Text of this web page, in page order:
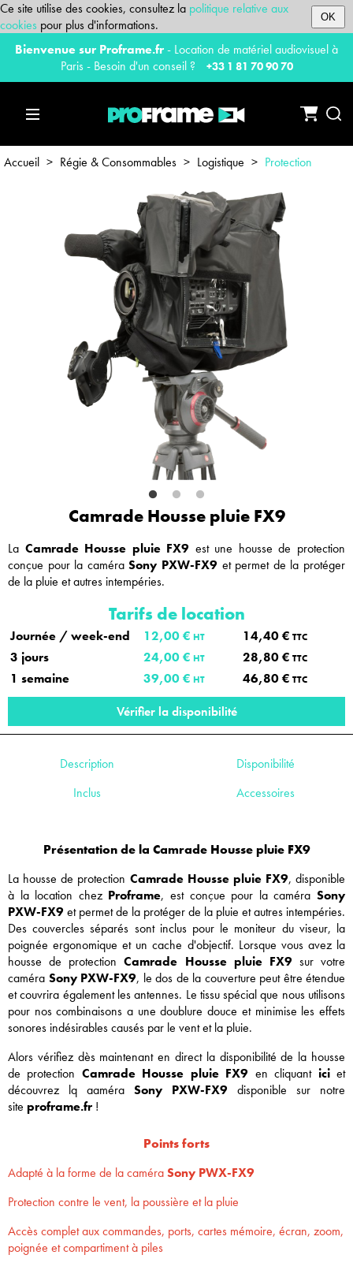
Ce site utilise des cookies, consultez la politique relative aux
cookies pour plus d'informations. OK
Bienvenue sur Proframe.fr- Location de matériel audiovisuel à
Paris - Besoin d'un conseil ?
+33 1 81 70 90 70
Accueil > Régie & Consommables > Logistique > Protection
Camrade Housse pluie FX9
La Camrade Housse pluie FX9 est une housse de protection
conçue pour la caméraSony PXW-FX9 et permet de la protéger
de la pluie et autres intempéries.
Tarifs de location
Journée / week-end 12,00 € HT 14,40 € TTC
3 jours 24,00 € HT 28,80 € TTC
1 semaine 39,00 € HT 46,80 € TTC
Vérifier la disponibilité
Description
Disponibilité
Inclus
Accessoires
Présentation de la Camrade Housse pluie FX9
La housse de protection Camrade Housse pluie FX9, disponible
à la location chez Proframe, est conçue pour la caméraSony
PXW-FX9et permet de la protéger de la pluie et autres intempéries.
Des couvercles séparés sont inclus pour le moniteur du viseur, la
poignée ergonomique et un cache d'objectif. Lorsque vous avez la
housse de protectionCamrade Housse pluie FX9sur votre
caméra Sony PXW-FX9, le dos de la couverture peut être étendue
et couvrira également les antennes. Le tissu spécial que nous utilisons
pour nos combinaisons a une doublure douce et minimise les effets
sonores indésirables causés par le vent et la pluie.
Alors vérifiez dès maintenant en direct la disponibilité de la housse
de protection Camrade Housse pluie FX9 en cliquant iciet
découvrez lq aaméra Sony PXW-FX9 disponible sur notre
site proframe.fr !
Points forts
Adapté à la forme de la caméraSony PWX-FX9
Protection contre le vent, la poussière et la pluie
Accès complet aux commandes, ports, cartes mémoire, écran, zoom,
poignée et compartiment à piles